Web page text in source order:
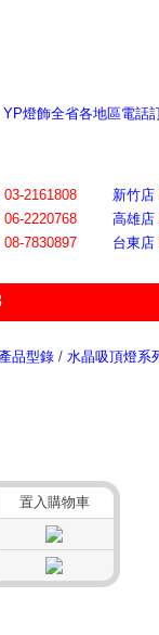
燈飾全省各地區電話
03-2161808 新竹店
06-2220768 高雄店
08-7830897 台東店
產品型錄 / 水晶吸頂燈系
置入購物車